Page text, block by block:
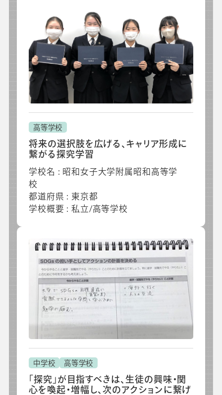
高等学校
将来の選択肢を広げる、キャリア形成に
繋がる探究学習
学校名 : 昭和女子大学附属昭和高等学
校
都道府県 : 東京都
学校概要 : 私立/高等学校
中学校 高等学校
「探究」が目指すべきは、生徒の興味・関
心を喚起・増幅し、次のアクションに繋げ